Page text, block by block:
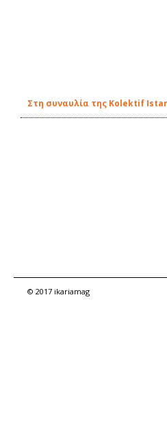
Στη συναυλία της Kolektif
© 2017 ikariamag